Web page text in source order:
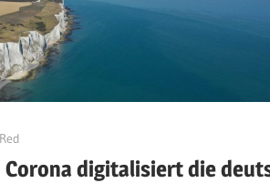
Red
digitalisiert die